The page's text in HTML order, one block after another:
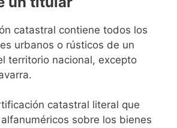
catastral contiene todos los
urbanos o rústicos de un
territorio nacional, excepto
catastral literal que
sobre los bienes